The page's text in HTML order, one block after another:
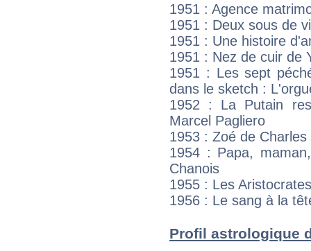
1951 : Agence
1951 : Deux sous de
1951 : Une histoire
1951 : Nez de cuir de
1951 : Les sept
dans le sketch :
1952 : La Putain
Marcel Pagliero
1953 : Zoé de Charles
1954 : Papa,
Chanois
1955 : Les
1956 : Le sang à la
Profil astrologique